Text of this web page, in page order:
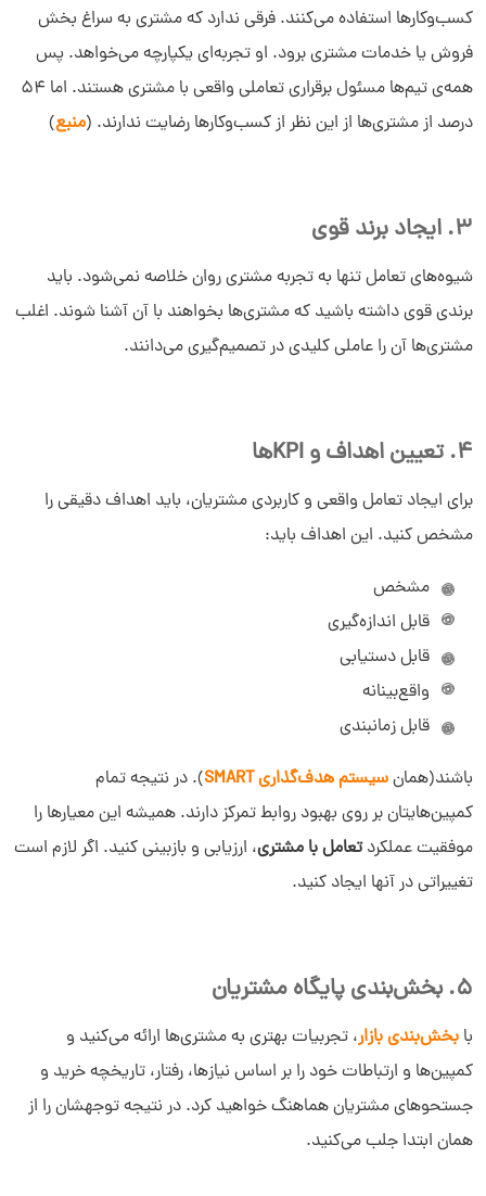
کسب‌وکارها استفاده می‌کنند. فرقی ندارد که مشتری به سراغ بخش
فروش یا خدمات مشتری برود. او تجربه‌ای یکپارچه می‌خواهد. پس
همه‌ی تیم‌ها مسئول برقراری تعاملی واقعی با مشتری هستند. اما 54
درصد از مشتری‌ها از این نظر از کسب‌وکارها رضایت ندارند. (منبع)
3. ایجاد برند قوی
شیوه‌های تعامل تنها به تجربه مشتری روان خلاصه نمی‌شود. باید
برندی قوی داشته باشید که مشتری‌ها بخواهند با آن آشنا شوند. اغلب
مشتری‌ها آن را عاملی کلیدی در تصمیم‌گیری می‌دانند.
4. تعیین اهداف و KPIها
برای ایجاد تعامل واقعی و کاربردی مشتریان، باید اهداف دقیقی را
مشخص کنید. این اهداف باید:
مشخص
قابل اندازه‌گیری
قابل دستیابی
واقع‌بینانه
قابل زمانبندی
باشند(همانسیستم هدف‌گذاری SMART
). در نتیجه تمام
کمپین‌هایتان بر روی بهبود روابط تمرکز دارند. همیشه این معیارها را
موفقیت عملکردتعامل با مشتری، ارزیابی و بازبینی کنید. اگر لازم است
تغییراتی در آنها ایجاد کنید.
5. بخش‌بندی پایگاه مشتریان
با بخش‌بندی بازار، تجربیات بهتری به مشتری‌ها ارائه می‌کنید و
کمپین‌ها و ارتباطات خود را بر اساس نیازها، رفتار، تاریخچه خرید و
جستحوهای مشتریان هماهنگ خواهید کرد. در نتیجه توجهشان را از
همان ابتدا جلب می‌کنید.